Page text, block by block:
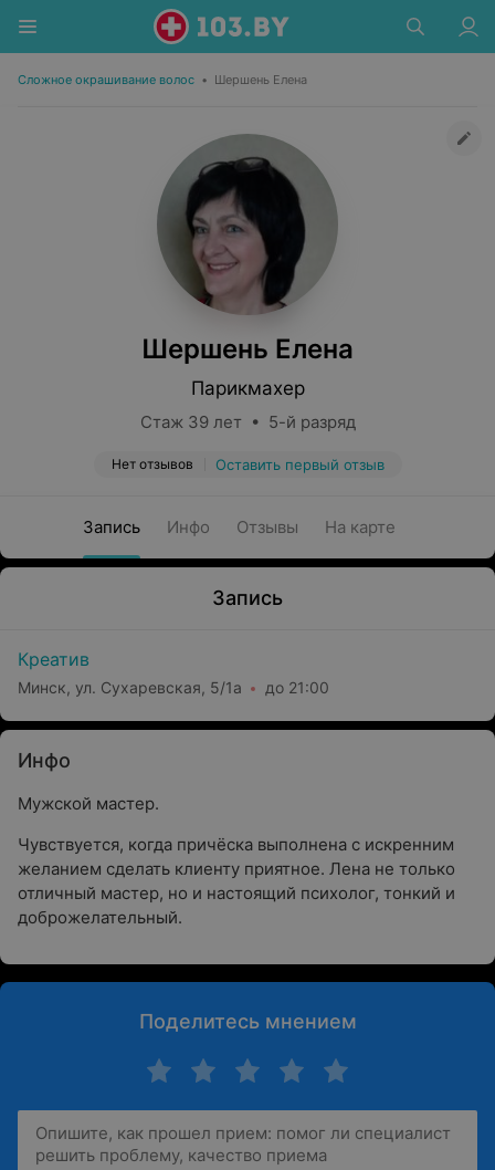
Сложное окрашивание волос • Шершень Елена
Шершень Елена
Парикмахер
Стаж 39 лет • 5-й разряд
Нет отзывов Оставить первый отзыв
Запись Инфо Отзывы На карте
Запись
Креатив
Минск, ул. Сухаревская, 5/1а до 21:00
Инфо
Мужской мастер.
Чувствуется, когда причёска выполнена с искренним
желанием сделать клиенту приятное. Лена не только
отличный мастер, но и настоящий психолог, тонкий и
доброжелательный.
Поделитесь мнением